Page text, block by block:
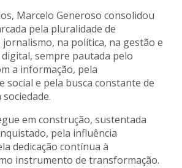
Marcelo Generoso consolidou
pela pluralidade de
na política, na gestão e
sempre pautada pelo
a informação, pela
social e pela busca constante de
em construção, sustentada
pela influência
dedicação contínua à
instrumento de transformação.